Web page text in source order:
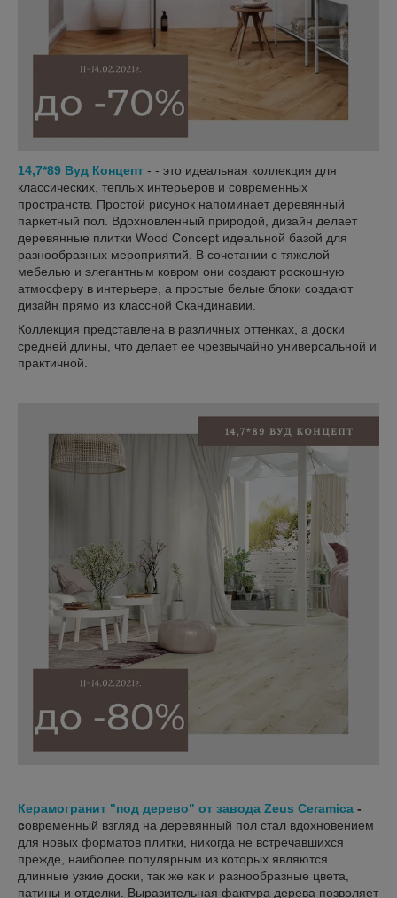
14,7*89 Вуд Концепт - - это идеальная коллекция для
классических, теплых интерьеров и современных
пространств. Простой рисунок напоминает деревянный
паркетный пол. Вдохновленный природой, дизайн делает
деревянные плитки Wood Concept идеальной базой для
разнообразных мероприятий. В сочетании с тяжелой
мебелью и элегантным ковром они создают роскошную
атмосферу в интерьере, а простые белые блоки создают
дизайн прямо из классной Скандинавии.
Коллекция представлена ​​в различных оттенках, а доски
средней длины, что делает ее чрезвычайно универсальной и
практичной.
Керамогранит "под дерево" от завода Zeus Ceramica -
современный взгляд на деревянный пол стал вдохновением
для новых форматов плитки, никогда не встречавшихся
прежде, наиболее популярным из которых являются
длинные узкие доски, так же как и разнообразные цвета,
патины и отделки. Выразительная фактура дерева позволяет